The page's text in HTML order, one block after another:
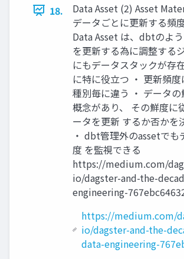
18.
Data Asset (2) Asset
データごとに更新する頻
Data Asset は、dbtのよ
を更新する為に調整する
にもデータスタックが存
に特に役立つ ・ 更新頻
種別毎に違う ・ データの
概念があり、 その鮮度に
ータを更新 するか否かを
・ dbt管理外のassetでも
度 を監視できる
https://medium.com/
io/dagster-and-the-
engineering-
https://medium.com/
io/dagster-and-the-
data-engineering-